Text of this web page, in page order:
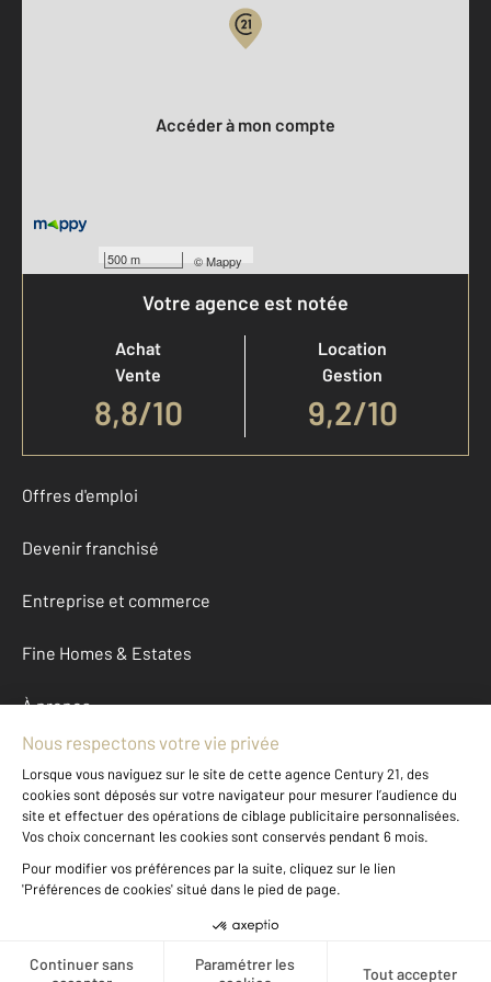
500 m ©Mappy
Accéder à mon compte
Votre agence est notée
Achat
Vente
8,8/10
Location
Gestion
9,2/10
Offres d'emploi
Devenir franchisé
Entreprise et commerce
Fine Homes & Estates
À propos
International
Nous contacter
Données personnelles
Gestionnaire des cookies